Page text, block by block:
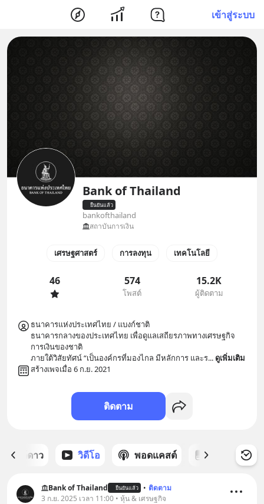
เข้าสู่ระบบ
Bank of Thailand
ยืนยันแล้ว
bankofthailand
สถาบันการเงิน
เศรษฐศาสตร์ การลงทุน เทคโนโลยี
46 574
โพสต์
15.2K
ผู้ติดตาม
ธนาคารแห่งประเทศไทย / แบงก์ชาติ
ธนาคารกลางของประเทศไทย เพื่อดูแลเสถียรภาพทางเศรษฐกิจ
การเงินของชาติ
ภายใต้วิสัยทัศน์ “เป็นองค์กรที่มองไกล มีหลักการ และร... ดูเพิ่มเติม
สร้างเพจเมื่อ 6 ก.ย. 2021
ติดตาม
ต์ที่ได้ดาว วิดีโอ พอดแคสต์
Bank of Thailand ยืนยันแล้ว • ติดตาม
3 ก.ย. 2025 เวลา 11:00 • หุ้น & เศรษฐกิจ